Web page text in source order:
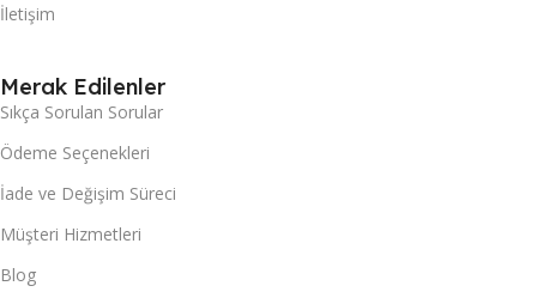
İletişim
Merak Edilenler
Sıkça Sorulan Sorular
Ödeme Seçenekleri
İade ve Değişim Süreci
Müşteri Hizmetleri
Blog